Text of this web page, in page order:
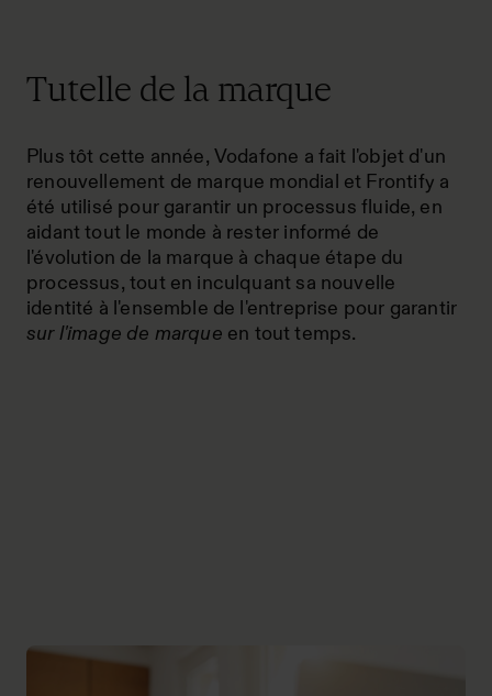
Tutelle de la marque
Plus tôt cette année, Vodafone a fait l'objet d'un
renouvellement de marque mondial et Frontify a
été utilisé pour garantir un processus fluide, en
aidant tout le monde à rester informé de
l'évolution de la marque à chaque étape du
processus, tout en inculquant sa nouvelle
identité à l'ensemble de l'entreprise pour garantir
sur l'image de marque en tout temps.